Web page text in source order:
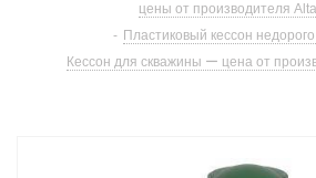
цены от производителя
- Пластиковый кессон
Кессон для скважины ー цена от